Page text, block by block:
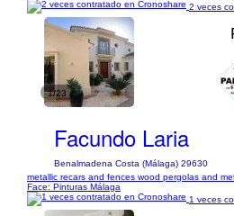
2 veces
1/23
Facundo Laria
Benalmadena Costa (Málaga) 29630
metallic recars and fences wood pergolas and
Face: Pinturas Málaga
1 veces